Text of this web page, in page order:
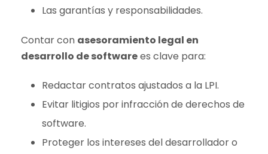
Las garantías y responsabilidades.
Contar con asesoramiento legal en
desarrollo de softwarees clave para:
Redactar contratos ajustados a la LPI.
Evitar litigios por infracción de derechos de
software.
Proteger los intereses del desarrollador o